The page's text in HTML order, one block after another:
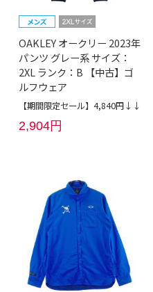
OAKLEY オークリー 2023年
パンツ グレー系 サイズ：
2XL ランク：B 【中古】ゴ
ルフウェア
【期間限定セール】4,840円↓↓
2,904円